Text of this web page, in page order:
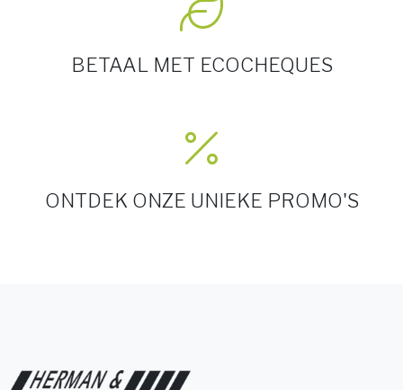
BETAAL MET ECOCHEQUES
ONTDEK ONZE UNIEKE PROMO'S